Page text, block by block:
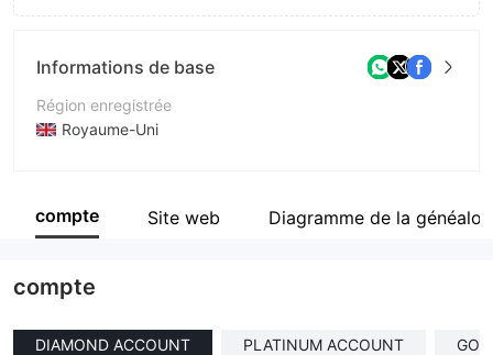
Informations de base
Région enregistrée
Royaume-Uni
Société
compte Site web Diagramme de la
compte
DIAMOND ACCOUNT PLATINUM ACCOUNT